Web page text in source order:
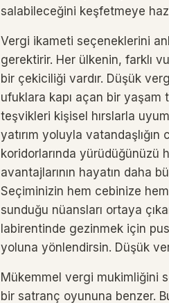
salabileceğini keşfetmeye
Vergi ikameti seçeneklerini
gerektirir. Her ülkenin, farklı
bir çekiciliği vardır. Düşük
ufuklara kapı açan bir yaşam
teşvikleri kişisel hırslarla
yatırım yoluyla
koridorlarında yürüdüğünüzü
avantajlarının hayatın daha
Seçiminizin hem cebinize
sunduğu nüansları ortaya
labirentinde gezinmek için
yoluna yönlendirsin. Düşük
Mükemmel vergi mukimliğini
bir satranç oyununa benzer.